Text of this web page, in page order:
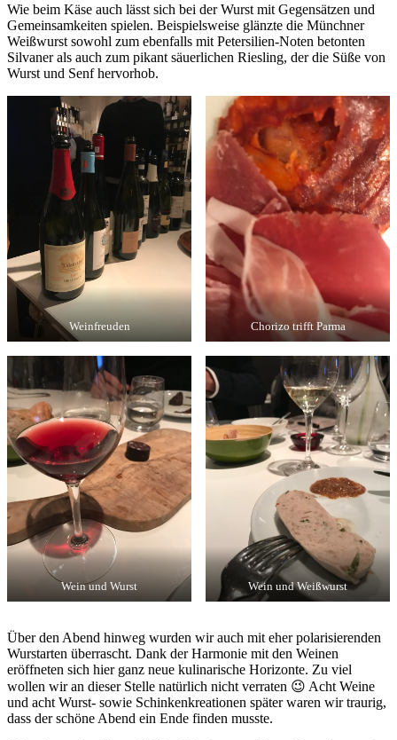
Wie beim Käse auch lässt sich bei der Wurst mit Gegensätzen und
Gemeinsamkeiten spielen. Beispielsweise glänzte die Münchner
Weißwurst sowohl zum ebenfalls mit Petersilien-Noten betonten
Silvaner als auch zum pikant säuerlichen Riesling, der die Süße von
Wurst und Senf hervorhob.
Weinfreuden Chorizo trifft Parma
Wein und Wurst Wein und Weißwurst
Über den Abend hinweg wurden wir auch mit eher polarisierenden
Wurstarten überrascht. Dank der Harmonie mit den Weinen
eröffneten sich hier ganz neue kulinarische Horizonte. Zu viel
wollen wir an dieser Stelle natürlich nicht verraten 😉 Acht Weine
und acht Wurst- sowie Schinkenkreationen später waren wir traurig,
dass der schöne Abend ein Ende finden musste.